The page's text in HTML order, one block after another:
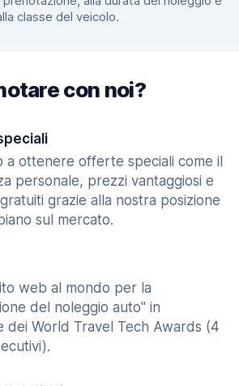
classe del veicolo.
con noi?
a ottenere offerte speciali come il
personale, prezzi vantaggiosi e
grazie alla nostra posizione
sul mercato.
web al mondo per la
del noleggio auto" in
dei World Travel Tech Awards (4